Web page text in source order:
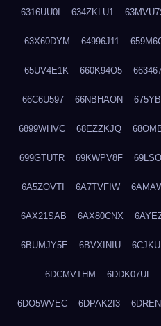
6316UU0I 634ZKLU1
63X60DYM 64996J11
65UV4E1K 660K94O5
66C6U597 66NBHAON
6899WHVC 68EZZKJQ
699GTUTR 69KWPV8F
6A5ZOVTI 6A7TVFIW
6AX21SAB 6AX80CNX
6BUMJY5E 6BVXINIU
6DCMVTHM 6DDK07UL
6DO5WVEC 6DPAK2I3